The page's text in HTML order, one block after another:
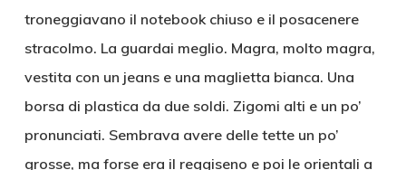
troneggiavano il notebook chiuso e il posacenere
stracolmo. La guardai meglio. Magra, molto magra,
vestita con un jeans e una maglietta bianca. Una
borsa di plastica da due soldi. Zigomi alti e un po’
pronunciati. Sembrava avere delle tette un po’
grosse, ma forse era il reggiseno e poi le orientali a